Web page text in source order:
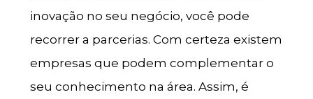
inovação no seu negócio, você pode
recorrer a parcerias. Com certeza existem
empresas que podem complementar o
seu conhecimento na área. Assim, é